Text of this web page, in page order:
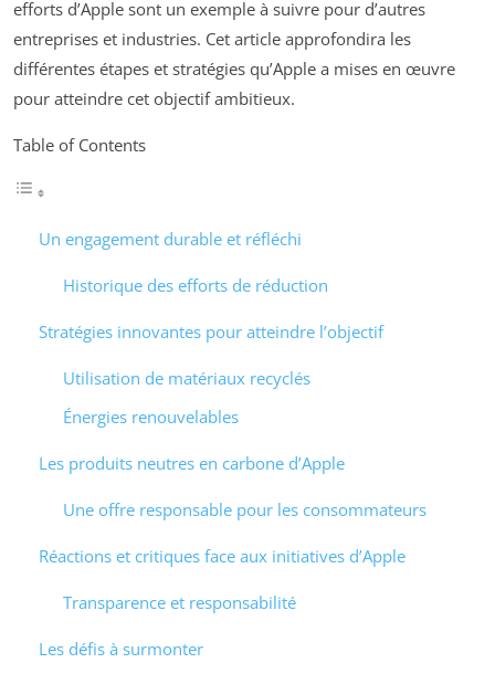
efforts d’Apple sont un exemple à suivre pour d’autres
entreprises et industries. Cet article approfondira les
différentes étapes et stratégies qu’Apple a mises en œuvre
pour atteindre cet objectif ambitieux.
Table of Contents
Un engagement durable et réfléchi
Historique des efforts de réduction
Stratégies innovantes pour atteindre l’objectif
Utilisation de matériaux recyclés
Énergies renouvelables
Les produits neutres en carbone d’Apple
Une offre responsable pour les consommateurs
Réactions et critiques face aux initiatives d’Apple
Transparence et responsabilité
Les défis à surmonter